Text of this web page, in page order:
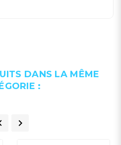
DANS LA MÊME
:
